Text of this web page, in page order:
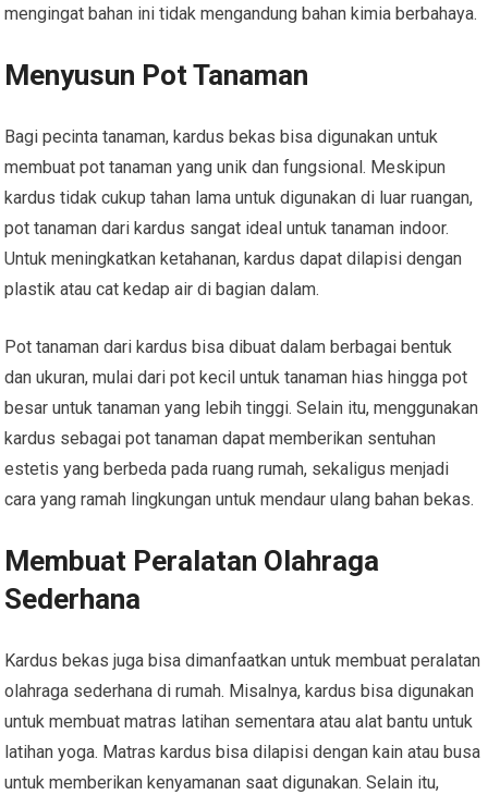
mengingat bahan ini tidak mengandung bahan kimia berbahaya.
Menyusun Pot Tanaman
Bagi pecinta tanaman, kardus bekas bisa digunakan untuk
membuat pot tanaman yang unik dan fungsional. Meskipun
kardus tidak cukup tahan lama untuk digunakan di luar ruangan,
pot tanaman dari kardus sangat ideal untuk tanaman indoor.
Untuk meningkatkan ketahanan, kardus dapat dilapisi dengan
plastik atau cat kedap air di bagian dalam.
Pot tanaman dari kardus bisa dibuat dalam berbagai bentuk
dan ukuran, mulai dari pot kecil untuk tanaman hias hingga pot
besar untuk tanaman yang lebih tinggi. Selain itu, menggunakan
kardus sebagai pot tanaman dapat memberikan sentuhan
estetis yang berbeda pada ruang rumah, sekaligus menjadi
cara yang ramah lingkungan untuk mendaur ulang bahan bekas.
Membuat Peralatan Olahraga
Sederhana
Kardus bekas juga bisa dimanfaatkan untuk membuat peralatan
olahraga sederhana di rumah. Misalnya, kardus bisa digunakan
untuk membuat matras latihan sementara atau alat bantu untuk
latihan yoga. Matras kardus bisa dilapisi dengan kain atau busa
untuk memberikan kenyamanan saat digunakan. Selain itu,